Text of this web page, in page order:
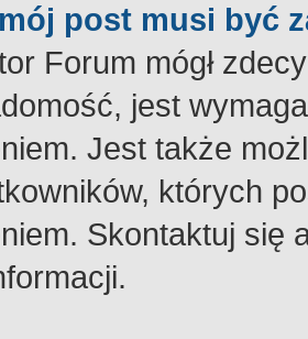
post musi być
Forum mógł
jest
Jest także
których
Skontaktuj się